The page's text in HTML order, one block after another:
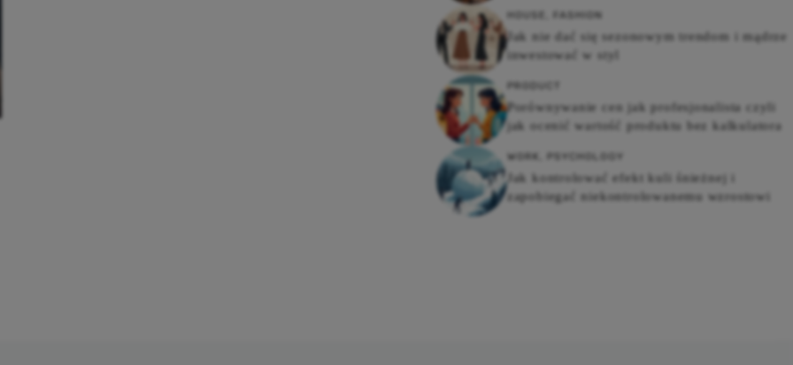
FASHION
Jak nie dać się sezonowym trendom i mądrze
inwestować w styl
Porównywanie cen jak profesjonalista czyli
jak ocenić wartość produktu bez kalkulatora
WORK
Jak kontrolować efekt kuli śnieżnej i
zapobiegać niekontrolowanemu wzrostowi